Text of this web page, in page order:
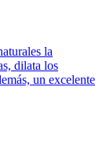
la
dilata los
un excelente